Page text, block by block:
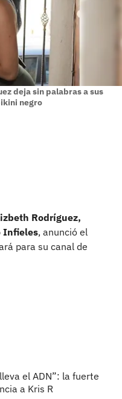
deja sin palabras a sus
negro
Rodríguez,
Infieles, anunció el
para su canal de
el ADN”: la fuerte
a Kris R